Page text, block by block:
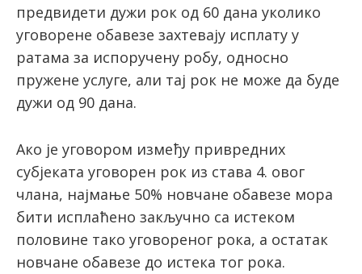
предвидети дужи рок од 60 дана уколико
уговорене обавезе захтевају исплату у
ратама за испоручену робу, односно
пружене услуге, али тај рок не може да буде
дужи од 90 дана.
Ако је уговором између привредних
субјеката уговорен рок из става 4. овог
члана, најмање 50% новчане обавезе мора
бити исплаћено закључно са истеком
половине тако уговореног рока, а остатак
новчане обавезе до истека тог рока.